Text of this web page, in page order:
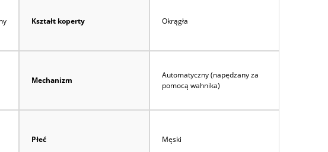
Kształt koperty Okrągła
Mechanizm
Automatyczny (napędzany za
pomocą wahnika)
Płeć Męski